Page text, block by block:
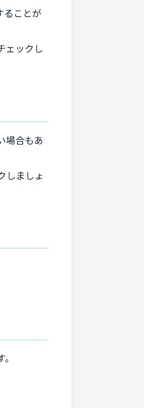
ることが
ェックし
場合もあ
しましょ